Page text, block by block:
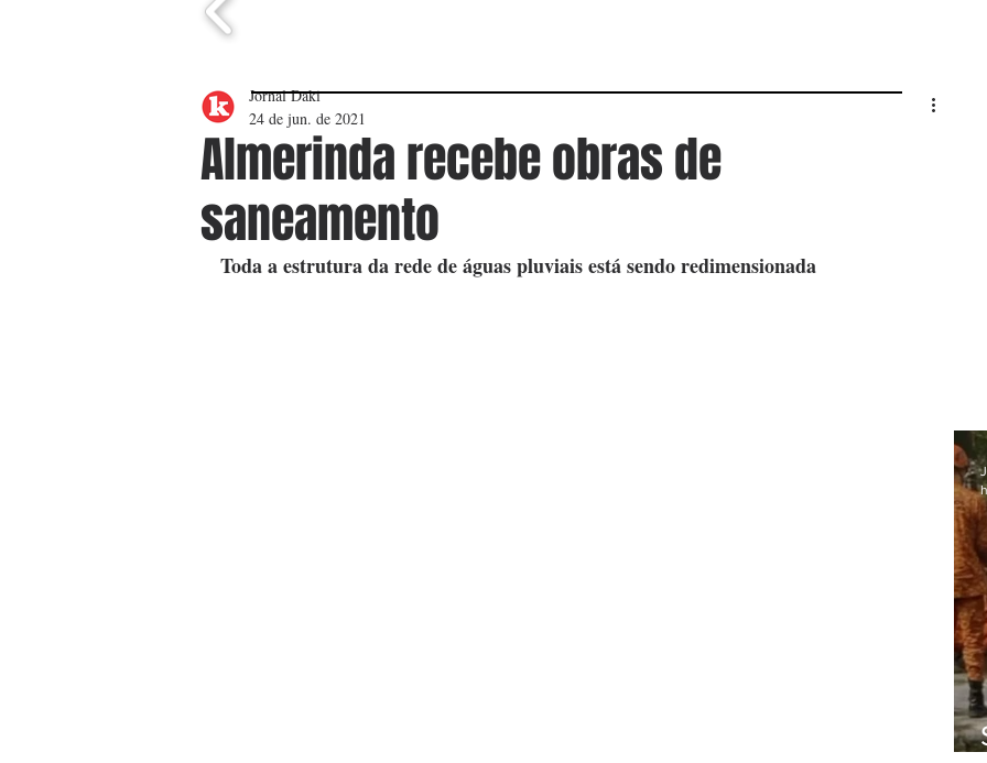
Almerinda recebe obras de
saneamento
Jornal Daki
24 de jun. de 2021
Toda a estrutura da rede de águas pluviais está sendo redimensionada